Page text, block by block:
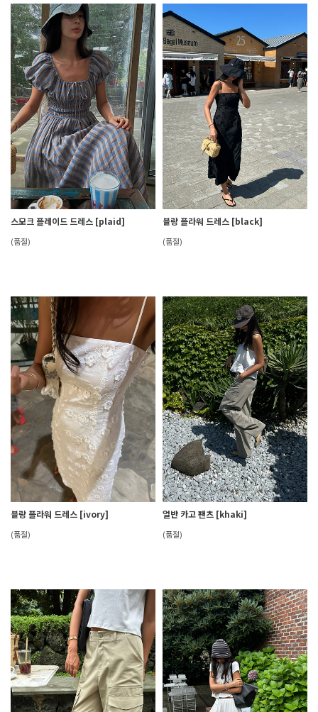
스모크 플레이드 드레스 [plaid]
(품절)
블랑 플라워 드레스 [black]
(품절)
블랑 플라워 드레스 [ivory]
(품절)
얼반 카고 팬츠 [khaki]
(품절)